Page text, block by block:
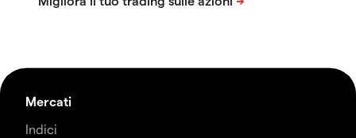
Mercati
Indici